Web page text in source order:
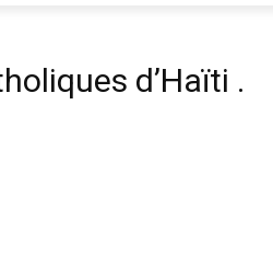
d’Haïti .